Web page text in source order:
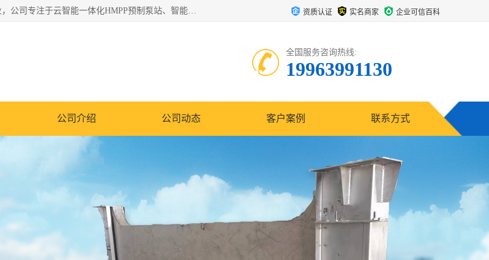
青岛铭源环保科技有限公司是一家专注于环保与智慧水务领域的先进科技企业，公司专注于云智能一体化HMPP预制泵站、智能截流井设备、调蓄池雨洪管理设备、水务循环利用、云智慧水务开发及新型环保技术研发等领域。 资质认证 实名商家 企业可信百科
全国服务咨询热线:
19963991130
公司介绍 公司动态 客户案例 联系方式